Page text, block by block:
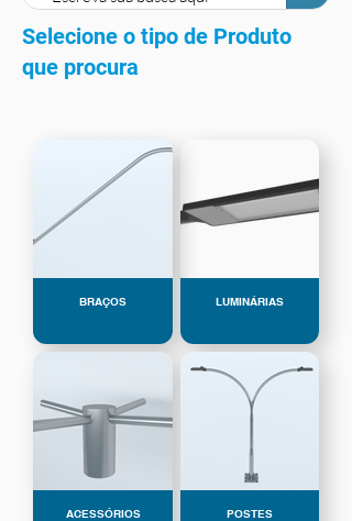
Selecione o tipo de Produto
que procura
BRAÇOS LUMINÁRIAS
ACESSÓRIOS POSTES